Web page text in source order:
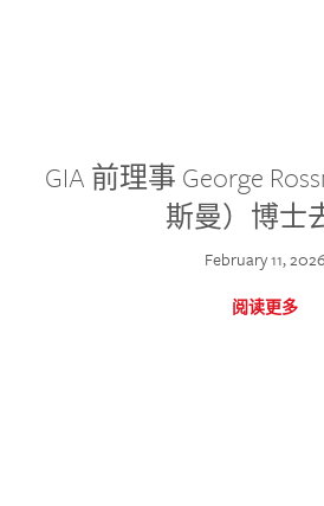
GIA 前理事 George
斯曼）博士
February 11, 2026
阅读更多